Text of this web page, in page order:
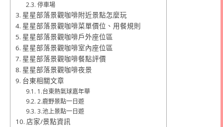
停車場
星星部落景觀咖啡附近景點怎麼玩
星星部落景觀咖啡菜單價位、用餐規則
星星部落景觀咖啡戶外座位區
星星部落景觀咖啡室內座位區
星星部落景觀咖啡餐點評價
星星部落景觀咖啡夜景
台東相關文章
1.台東熱氣球嘉年華
2.鹿野景點一日遊
3.池上景點一日遊
店家/景點資訊